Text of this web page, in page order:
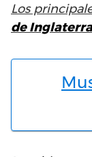
Los
de Inglaterra